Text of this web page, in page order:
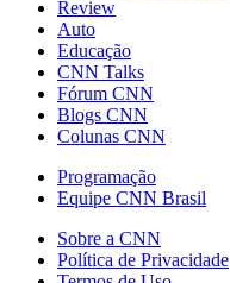
Review
Auto
Educação
CNN Talks
Fórum CNN
Blogs CNN
Colunas CNN
Programação
Equipe CNN Brasil
Sobre a CNN
Política de Privacidade